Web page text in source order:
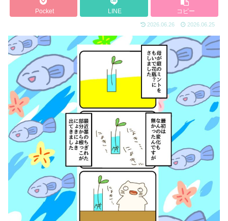
Pocket LINE コピー
2026.06.26 2026.06.25